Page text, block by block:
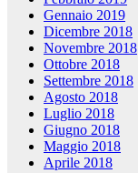
Gennaio 2019
Dicembre 2018
Novembre 2018
Ottobre 2018
Settembre 2018
Agosto 2018
Luglio 2018
Giugno 2018
Maggio 2018
Aprile 2018